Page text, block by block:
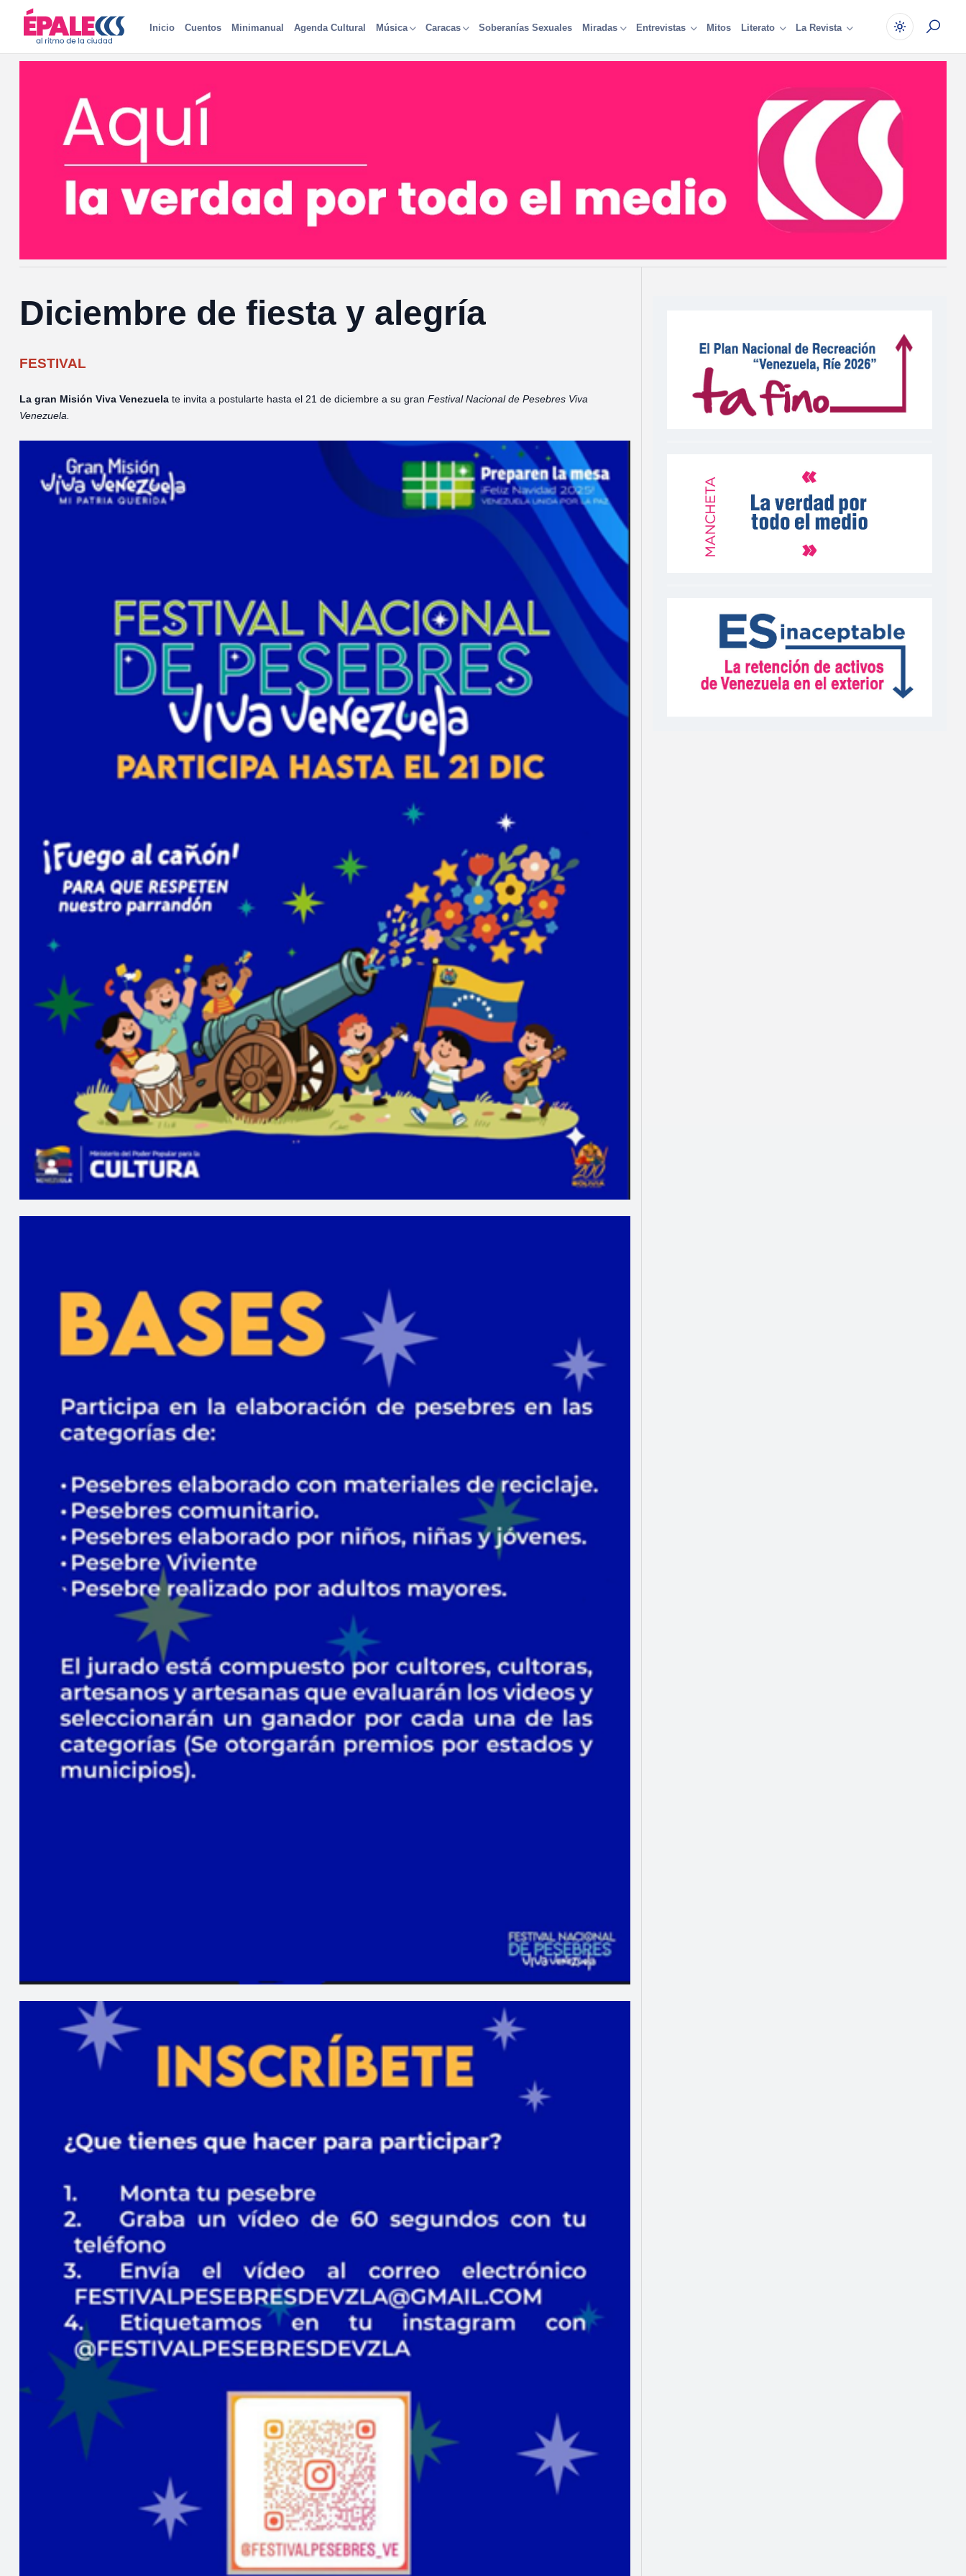
Inicio Cuentos Minimanual Agenda Cultural Música Caracas Soberanías Sexuales Miradas Entrevistas Mitos Literato La Revista
Diciembre de fiesta y alegría
FESTIVAL
La gran Misión Viva Venezuela te invita a postularte hasta el 21 de diciembre a su gran Festival Nacional de Pesebres Viva
Venezuela.